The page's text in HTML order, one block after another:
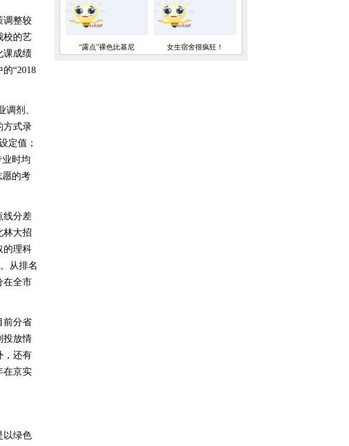
调整较
校的艺
课成绩
“2018
剂、
方式录
定值；
时均
愿的考
线分差
林大招
的理科
从排名
在全市
前分省
投放情
，还有
在京实
以绿色
“露点”裸色比基尼 女生宿舍很疯狂！